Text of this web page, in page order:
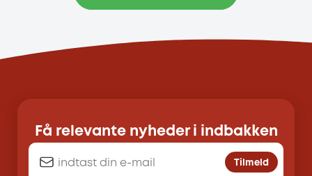
Få relevante nyheder i indbakken
Tilmeld